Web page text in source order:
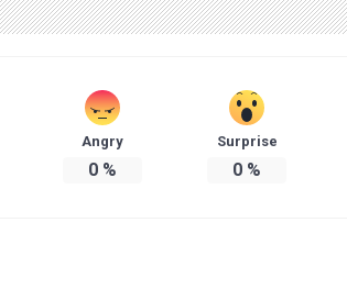
Angry
0%
Surprise
0 %